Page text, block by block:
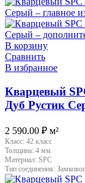
В корзину
Сравнить
В избранное
Кварцевый
Дуб Рустик
2 590.00 ₽ м²
Класс: 42 класс
Толщина: 4 мм
Материал: SPC
Тип соединения: Замковое